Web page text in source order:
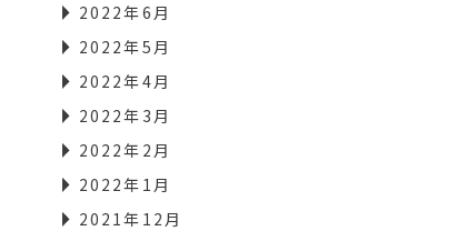
2022年6月
2022年5月
2022年4月
2022年3月
2022年2月
2022年1月
2021年12月